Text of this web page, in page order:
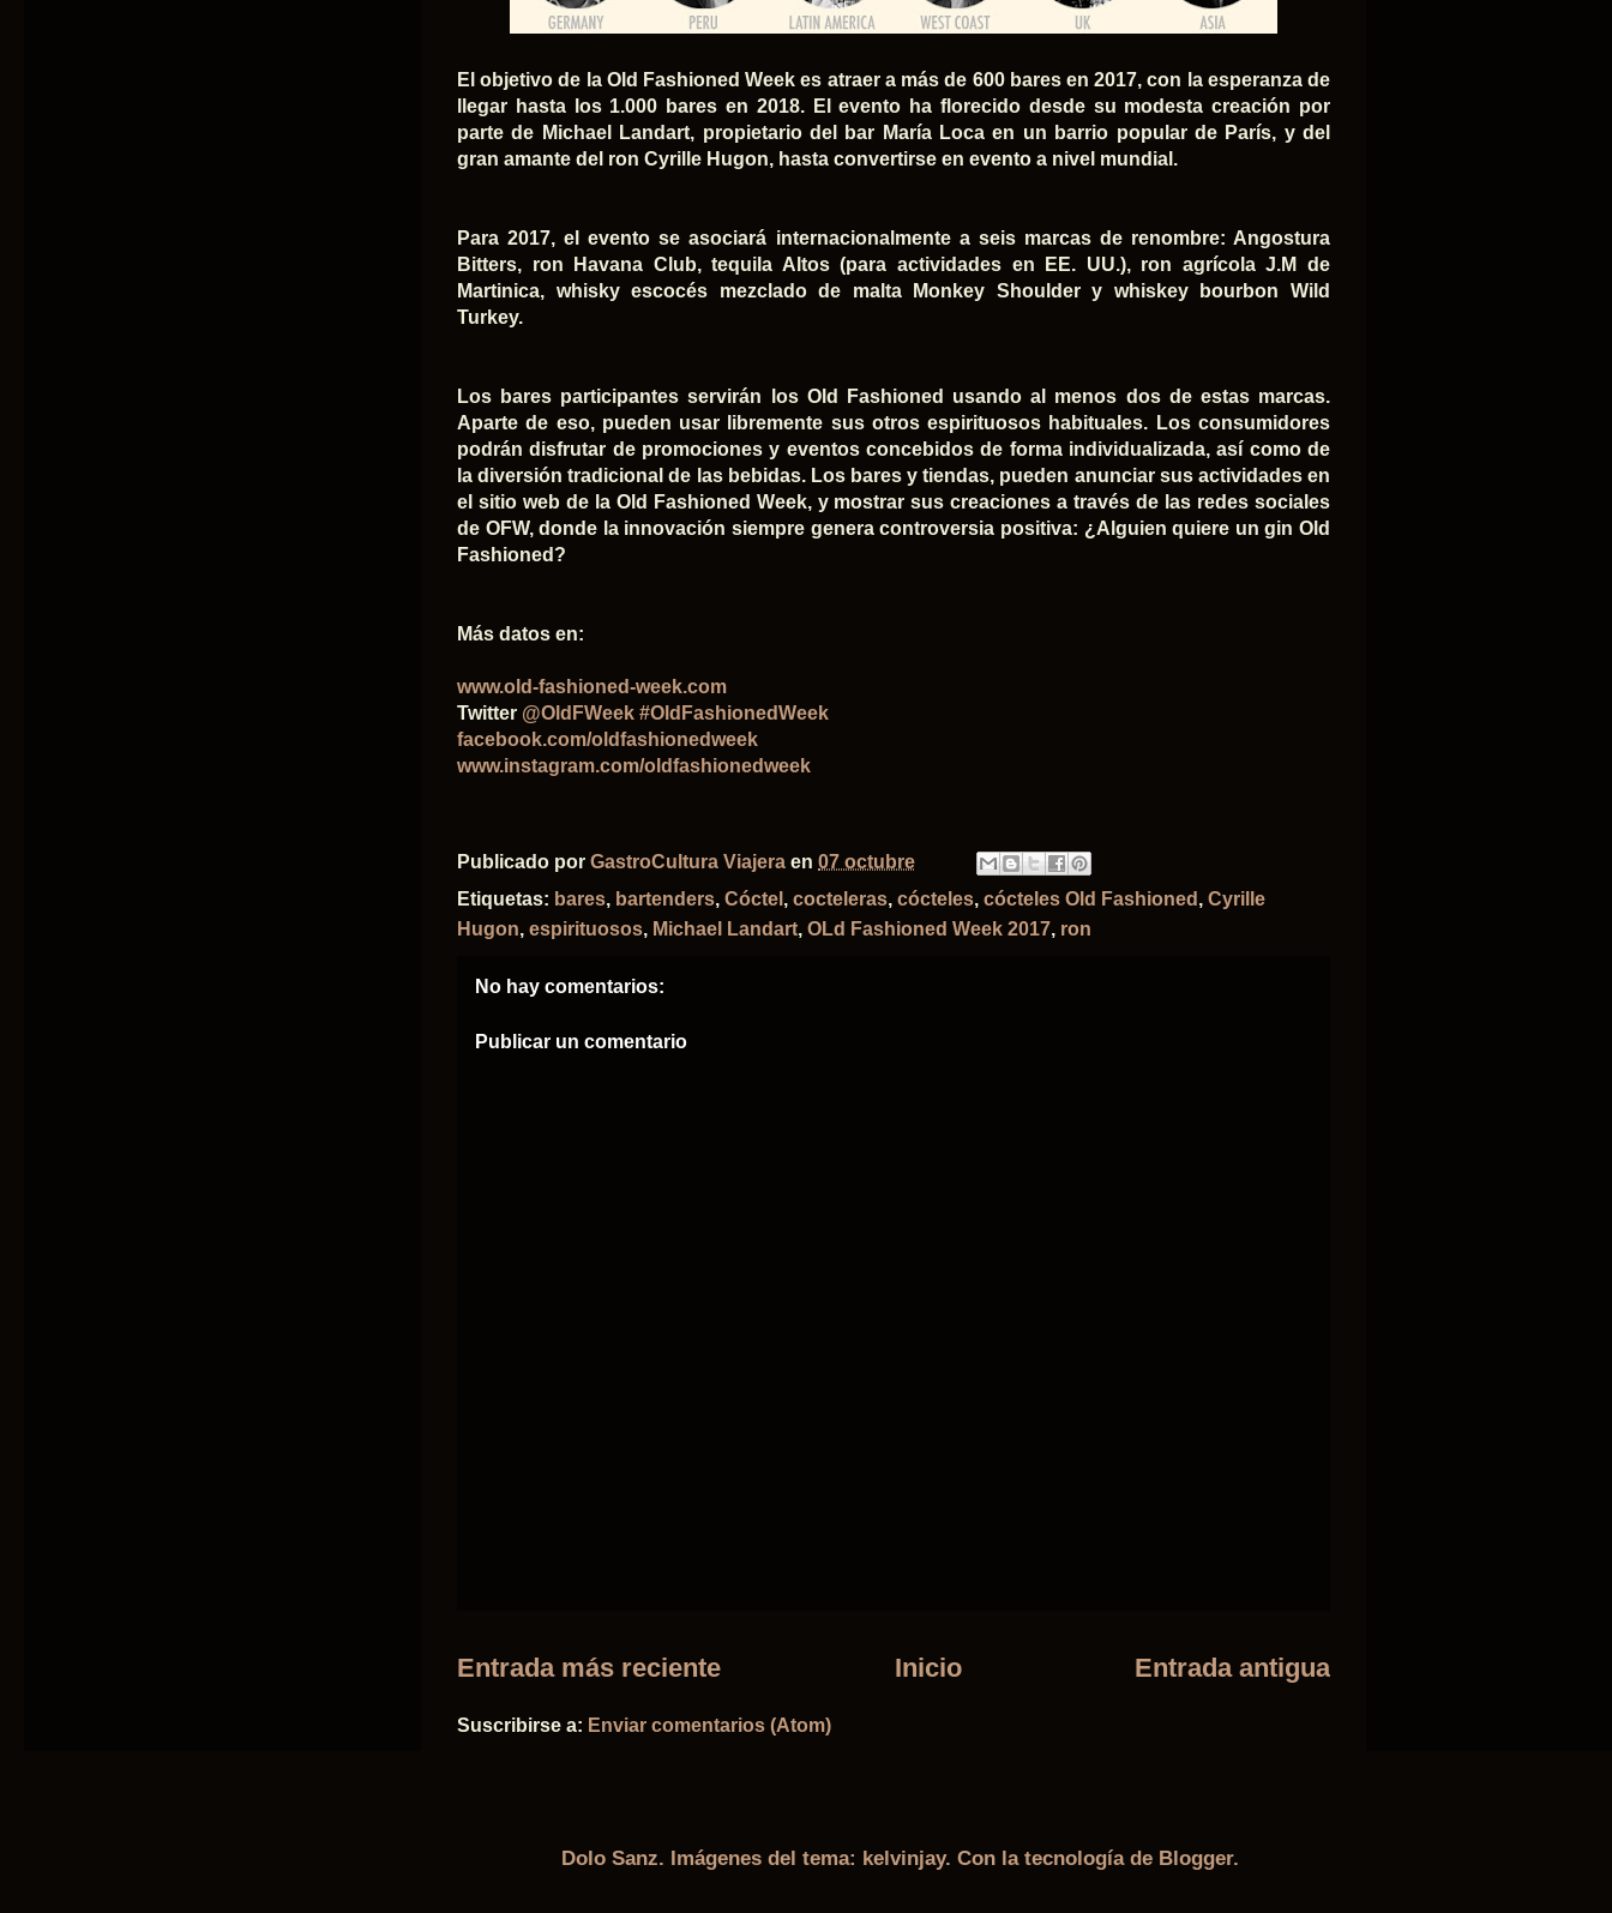
El objetivo de la Old Fashioned Week es atraer a más de 600 bares en 2017, con la esperanza de
llegar hasta los 1.000 bares en 2018. El evento ha florecido desde su modesta creación por
parte de Michael Landart, propietario del bar María Loca en un barrio popular de París, y del
gran amante del ron Cyrille Hugon, hasta convertirse en evento a nivel mundial.
Para 2017, el evento se asociará internacionalmente a seis marcas de renombre: Angostura
Bitters, ron Havana Club, tequila Altos (para actividades en EE. UU.), ron agrícola J.M de
Martinica, whisky escocés mezclado de malta Monkey Shoulder y whiskey bourbon Wild
Turkey.
Los bares participantes servirán los Old Fashioned usando al menos dos de estas marcas.
Aparte de eso, pueden usar libremente sus otros espirituosos habituales. Los consumidores
podrán disfrutar de promociones y eventos concebidos de forma individualizada, así como de
la diversión tradicional de las bebidas. Los bares y tiendas, pueden anunciar sus actividades en
el sitio web de la Old Fashioned Week, y mostrar sus creaciones a través de las redes sociales
de OFW, donde la innovación siempre genera controversia positiva: ¿Alguien quiere un gin Old
Fashioned?
Más datos en:
www.old-fashioned-week.com
Twitter @OldFWeek #OldFashionedWeek
facebook.com/oldfashionedweek
www.instagram.com/oldfashionedweek
Publicado por GastroCultura Viajera en 07 octubre
Etiquetas: bares, bartenders, Cóctel , cocteleras, cócteles, cócteles Old Fashioned , Cyrille
Hugon, espirituosos, Michael Landart, OLd Fashioned Week 2017, ron
No hay comentarios:
Publicar un comentario
Entrada más reciente Entrada antigua
Inicio
Suscribirse a: Enviar comentarios (Atom)
Dolo Sanz. Imágenes del tema: kelvinjay. Con la tecnología de Blogger.